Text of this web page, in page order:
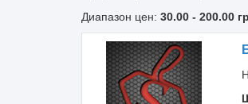
Диапазон цен: 30.00 - 200.00